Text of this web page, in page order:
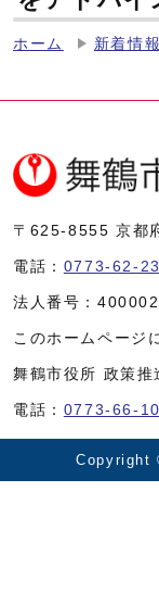
ホーム 新着情報
〒625-8555 京都
電話： 0773-62-
法人番号：
このホームページ
舞鶴市役所 政策推
電話： 0773-66-
Copyright